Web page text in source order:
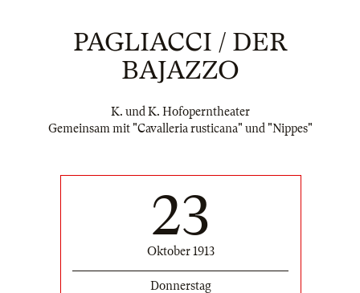
PAGLIACCI / DER
BAJAZZO
K. und K. Hofoperntheater
Gemeinsam mit "Cavalleria rusticana" und "Nippes"
23
Oktober 1913
Donnerstag